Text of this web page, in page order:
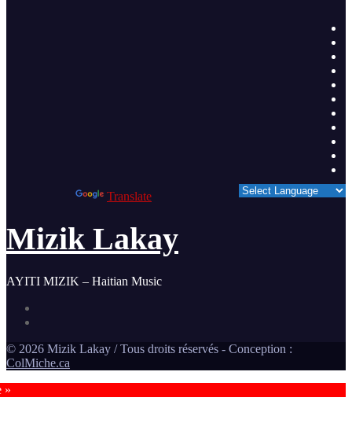
Translate
Mizik Lakay
AYITI MIZIK – Haitian Music
© 2026 Mizik Lakay / Tous droits réservés - Conception :
ColMiche.ca
»